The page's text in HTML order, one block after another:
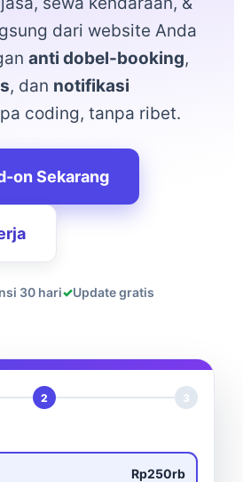
dari website Anda
anti dobel-booking,
, dan notifikasi
coding, tanpa ribet.
on Sekarang
30 hari✓Update gratis
2 3
Rp250rb